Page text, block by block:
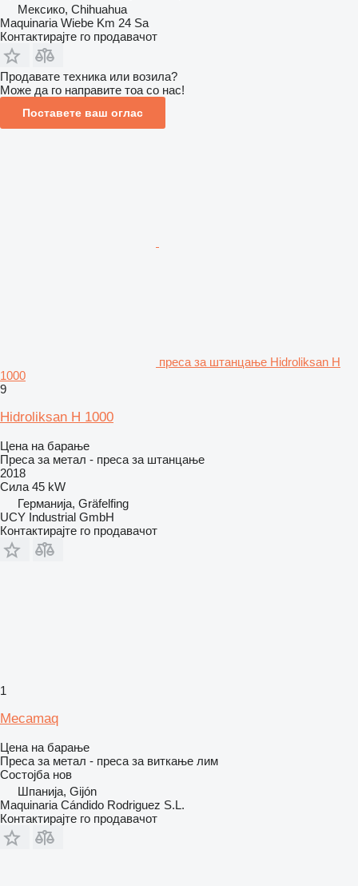
Мексико, Chihuahua
Maquinaria Wiebe Km 24 Sa
Контактирајте го продавачот
Продавате техника или возила?
Може да го направите тоа со нас!
Поставете ваш оглас
преса за штанцање Hidroliksan H
1000
9
Hidroliksan H 1000
Цена на барање
Преса за метал - преса за штанцање
2018
Сила 45 kW
Германија, Gräfelfing
UCY Industrial GmbH
Контактирајте го продавачот
1
Mecamaq
Цена на барање
Преса за метал - преса за виткање лим
Состојба нов
Шпанија, Gijón
Maquinaria Cándido Rodriguez S.L.
Контактирајте го продавачот